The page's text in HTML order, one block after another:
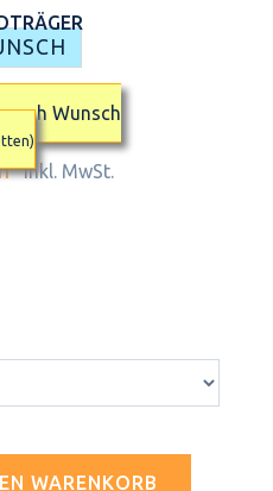
Wunsch
inkl. MwSt.
WARENKORB